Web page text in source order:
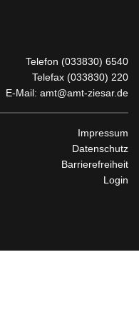
Telefon (033830) 6540
Telefax (033830) 220
E-Mail: amt@amt-ziesar.de
Impressum
Datenschutz
Barrierefreiheit
Login